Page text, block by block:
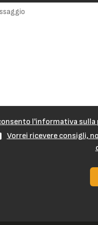
l'informativa sulla
Vorrei ricevere consigli,